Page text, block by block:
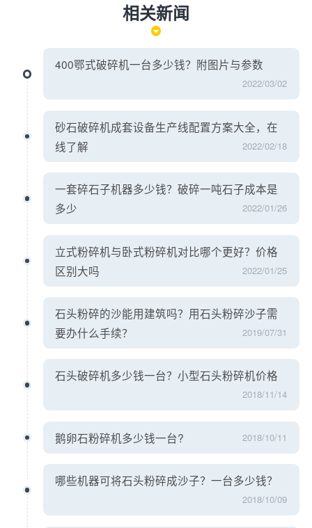
相关新闻
400鄂式破碎机一台多少钱？附图片与参数
2022/03/02
砂石破碎机成套设备生产线配置方案大全，在
线了解
2022/02/18
一套碎石子机器多少钱？破碎一吨石子成本是
多少
2022/01/26
立式粉碎机与卧式粉碎机对比哪个更好？价格
区别大吗
2022/01/25
石头粉碎的沙能用建筑吗？用石头粉碎沙子需
要办什么手续？
2019/07/31
石头破碎机多少钱一台？小型石头粉碎机价格
2018/11/14
鹅卵石粉碎机多少钱一台? 2018/10/11
哪些机器可将石头粉碎成沙子？一台多少钱？
2018/10/09